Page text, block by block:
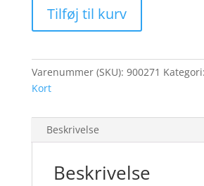
kerne
10
antal
Tilføj til kurv
Varenummer (SKU): 900271 Kategori:
Kort
Beskrivelse
Beskrivelse